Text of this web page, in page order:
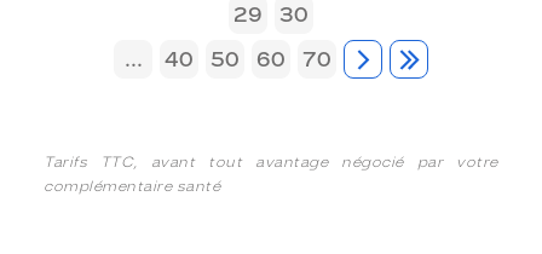
29
30
...
40 50 60 70
Tarifs TTC, avant tout avantage négocié par votre
complémentaire santé